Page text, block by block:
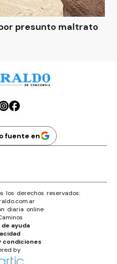
presunto maltrato
fuente en
los derechos reservados:
diaria online·
condiciones
ayuda
by